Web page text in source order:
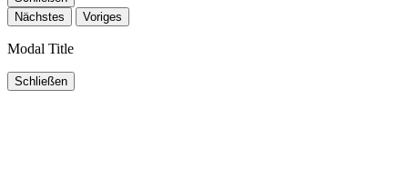
Nächstes
Voriges
Modal Title
Schließen